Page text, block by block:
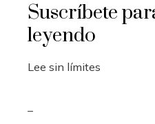
Suscríbete
leyendo
Lee sin límites